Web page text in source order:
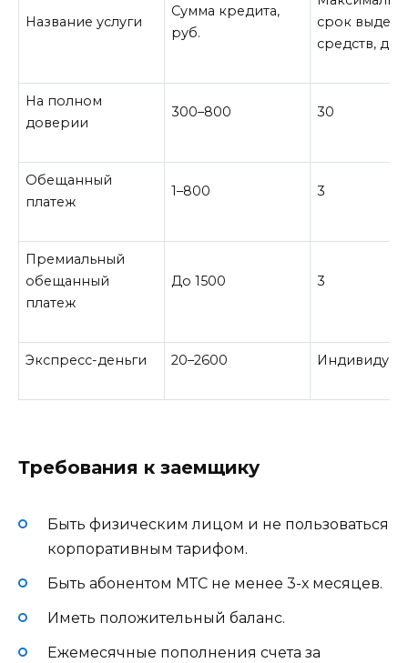
Название услуги
Сумма кредита,
руб.
срок
средств,
На полном
доверии
300–800 30
Обещанный
платеж
1–800 3
Премиальный
обещанный
платеж
До 1500 3
Экспресс-деньги 20–2600
Требования к заемщику
Быть физическим лицом и не пользоваться
корпоративным тарифом.
Быть абонентом МТС не менее 3-х месяцев.
Иметь положительный баланс.
Ежемесячные пополнения счета за